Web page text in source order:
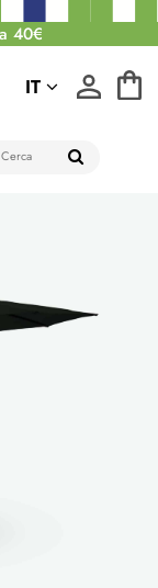
40€
IT